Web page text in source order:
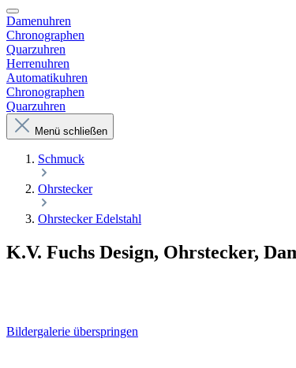
Damenuhren
Chronographen
Quarzuhren
Herrenuhren
Automatikuhren
Chronographen
Quarzuhren
Menü schließen
Schmuck
Ohrstecker
Ohrstecker Edelstahl
K.V. Fuchs Design, Ohrstecker,
Bildergalerie überspringen